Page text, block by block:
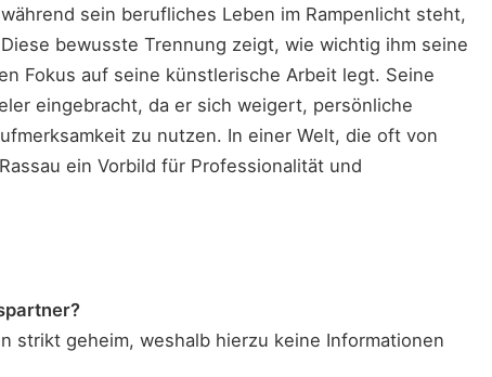
sein berufliches Leben im Rampenlicht steht,
bewusste Trennung zeigt, wie wichtig ihm seine
Fokus auf seine künstlerische Arbeit legt. Seine
eingebracht, da er sich weigert, persönliche
zu nutzen. In einer Welt, die oft von
ein Vorbild für Professionalität und
strikt geheim, weshalb hierzu keine Informationen